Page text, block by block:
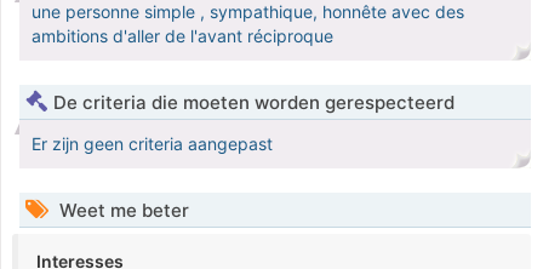
une personne simple , sympathique, honnête avec des
ambitions d'aller de l'avant réciproque
De criteria die moeten worden gerespecteerd
Er zijn geen criteria aangepast
Weet me beter
Interesses